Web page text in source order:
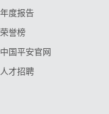
年度报告
荣誉榜
中国平安官网
人才招聘